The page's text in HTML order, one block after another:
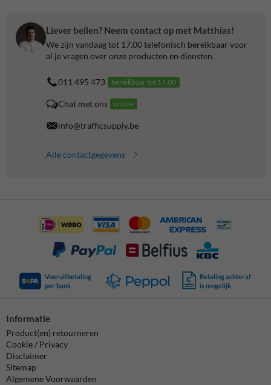
Liever bellen? Neem contact op met Matthias!
We zijn vandaag tot 17.00 telefonisch bereikbaar voor
al je vragen over onze producten en diensten.
011 495 473 bereikbaar tot 17.00
Chat met ons online
info@trafficsupply.be
Alle contactgegevens
Vooruitbetaling
per bank
Betaling achteraf
is mogelijk
Informatie
Product(en) retourneren
Cookie / Privacy
Disclaimer
Sitemap
Algemene Voorwaarden